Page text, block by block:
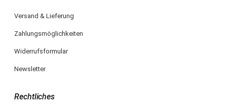
Versand & Lieferung
Zahlungsmöglichkeiten
Widerrufsformular
Newsletter
Rechtliches